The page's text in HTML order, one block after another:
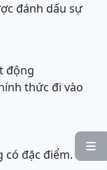

đánh dấu sự
động
thức đi vào
đặc điểm.